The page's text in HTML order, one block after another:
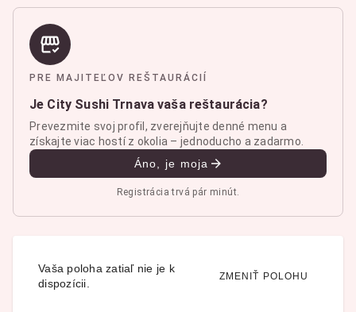
PRE MAJITEĽOV REŠTAURÁCIÍ
Je City Sushi Trnava vaša reštaurácia?
Prevezmite svoj profil, zverejňujte denné menu a
získajte viac hostí z okolia – jednoducho a zadarmo.
Áno, je moja
Registrácia trvá pár minút.
Vaša poloha zatiaľ nie je k
dispozícii.
ZMENIŤ POLOHU